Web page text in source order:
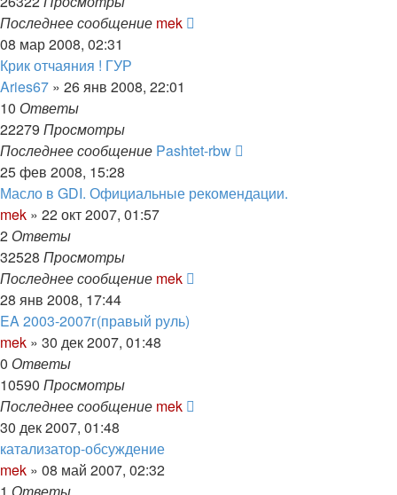
Последнее сообщение mek
08 мар 2008, 02:31
Крик отчаяния ! ГУР
Aries67 » 26 янв 2008, 22:01
10 Ответы
22279 Просмотры
Последнее сообщение Pashtet-rbw
25 фев 2008, 15:28
Масло в GDI. Официальные рекомендации.
mek » 22 окт 2007, 01:57
2 Ответы
32528 Просмотры
Последнее сообщение mek
28 янв 2008, 17:44
EA 2003-2007г(правый руль)
mek » 30 дек 2007, 01:48
0 Ответы
10590 Просмотры
Последнее сообщение mek
30 дек 2007, 01:48
катализатор-обсуждение
mek » 08 май 2007, 02:32